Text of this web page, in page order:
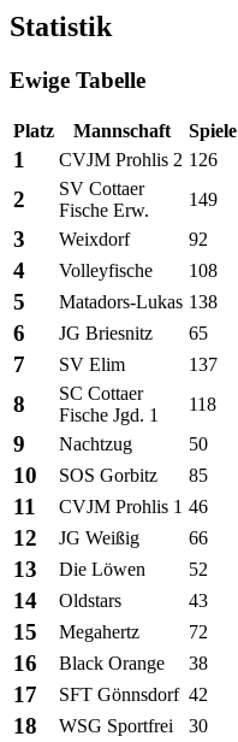
Statistik
Ewige Tabelle
Platz Mannschaft Spiele
1 CVJM Prohlis 2 126
2
SV Cottaer
Fische Erw.
149
3 Weixdorf 92
4 Volleyfische 108
5 Matadors-Lukas 138
6 JG Briesnitz 65
7 SV Elim 137
8
SC Cottaer
Fische Jgd. 1
118
9 Nachtzug 50
10 SOS Gorbitz 85
11 CVJM Prohlis 1 46
12 JG Weißig 66
13 Die Löwen 52
14 Oldstars 43
15 Megahertz 72
16 Black Orange 38
17 SFT Gönnsdorf 42
18 WSG Sportfrei 30